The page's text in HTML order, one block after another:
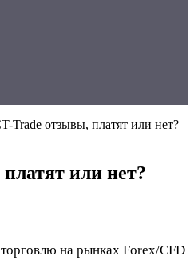
Trade отзывы, платят или нет?
или нет?
торговлю на рынках Forex/CFD